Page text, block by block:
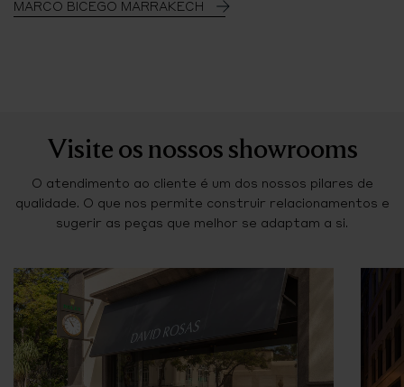
MARCO BICEGO MARRAKECH
Visite os nossos showrooms
O atendimento ao cliente é um dos nossos pilares de
qualidade. O que nos permite construir relacionamentos e
sugerir as peças que melhor se adaptam a si.